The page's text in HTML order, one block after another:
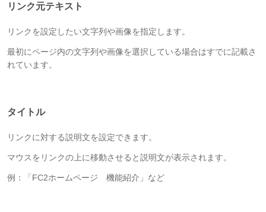
リンク元テキスト
リンクを設定したい文字列や画像を指定します。
最初にページ内の文字列や画像を選択している場合はすでに記載さ
れています。
タイトル
リンクに対する説明文を設定できます。
マウスをリンクの上に移動させると説明文が表示されます。
例：「FC2ホームページ 機能紹介」など